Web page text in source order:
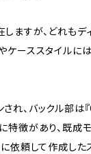
ますが、どれもデ
ケーススタイルに
れ、バックル部は
特徴があり、既成
依頼して作成した